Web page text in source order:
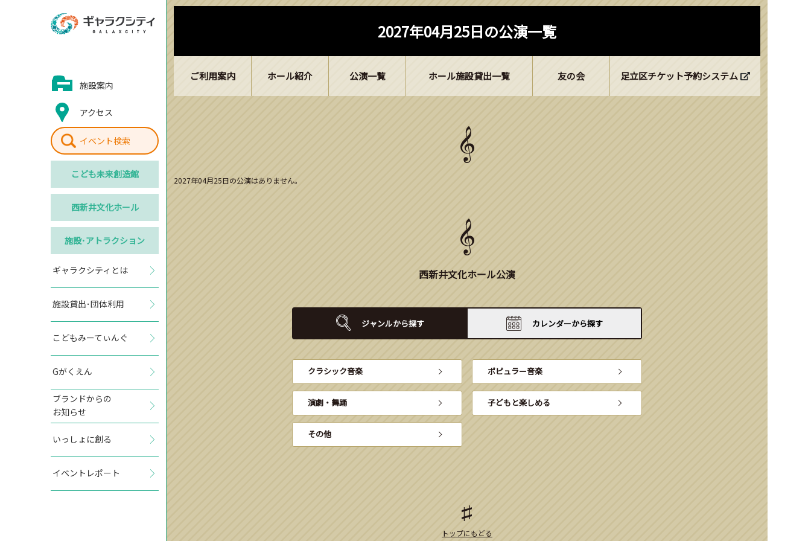
施設案内
アクセス
イベント検索
こども未来創造館
西新井文化ホール
施設･アトラクション
ギャラクシティとは
施設貸出･団体利用
こどもみーてぃんぐ
Gがくえん
ブランドからの
お知らせ
いっしょに創る
イベントレポート
2027年04月25日の公演一覧
ご利用案内 ホール紹介 公演一覧 ホール施設貸出一覧 友の会 足立区チケット予約システム
2027年04月25日の公演はありません。
西新井文化ホール公演
ジャンルから探す カレンダーから探す
クラシック音楽 ポピュラー音楽
演劇・舞踊 子どもと楽しめる
その他
トップにもどる